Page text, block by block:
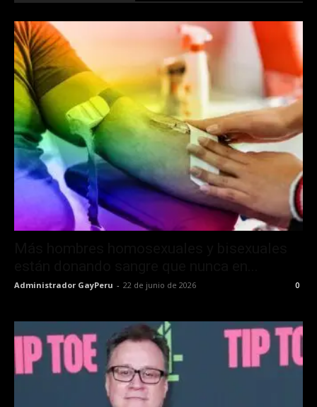
Administrador GayPeru - 22 de junio de 2026 0